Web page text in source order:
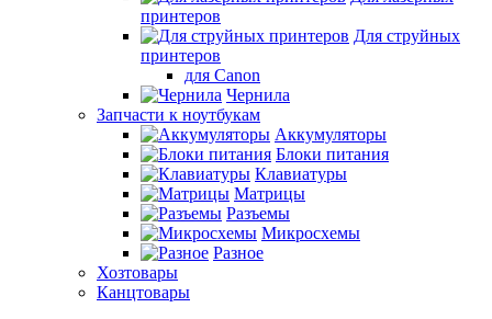
принтеров
Для струйных
принтеров
для Canon
Чернила
Запчасти к ноутбукам
Аккумуляторы
Блоки питания
Клавиатуры
Матрицы
Разъемы
Микросхемы
Разное
Хозтовары
Канцтовары